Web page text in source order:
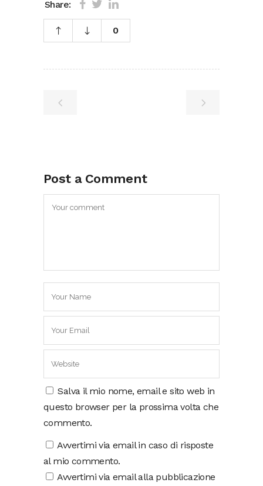
Share:
0
Post a Comment
Salva il mio nome, email e sito web in
questo browser per la prossima volta che
commento.
Avvertimi via email in caso di risposte
al mio commento.
Avvertimi via email alla pubblicazione